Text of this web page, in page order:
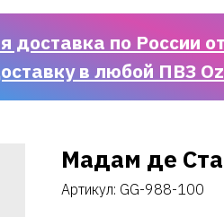
доставка по России
в любой ПВЗ
Мадам де
Артикул: GG-988-100